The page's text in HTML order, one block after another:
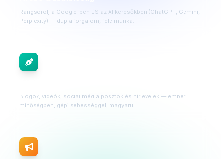
Rangsorolj a Google-ben ÉS az AI keresőkben (ChatGPT, Gemini,
Perplexity) — dupla forgalom, fele munka.
Blogok, videók, social média posztok és hírlevelek — emberi
minőségben, gépi sebességgel, magyarul.